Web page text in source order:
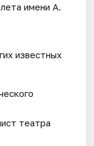
имени А.
известных
театра